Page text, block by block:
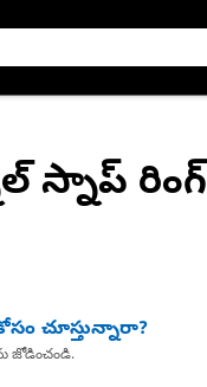
స్నాప్ రింగ్
చూస్తున్నారా?
జోడించండి.